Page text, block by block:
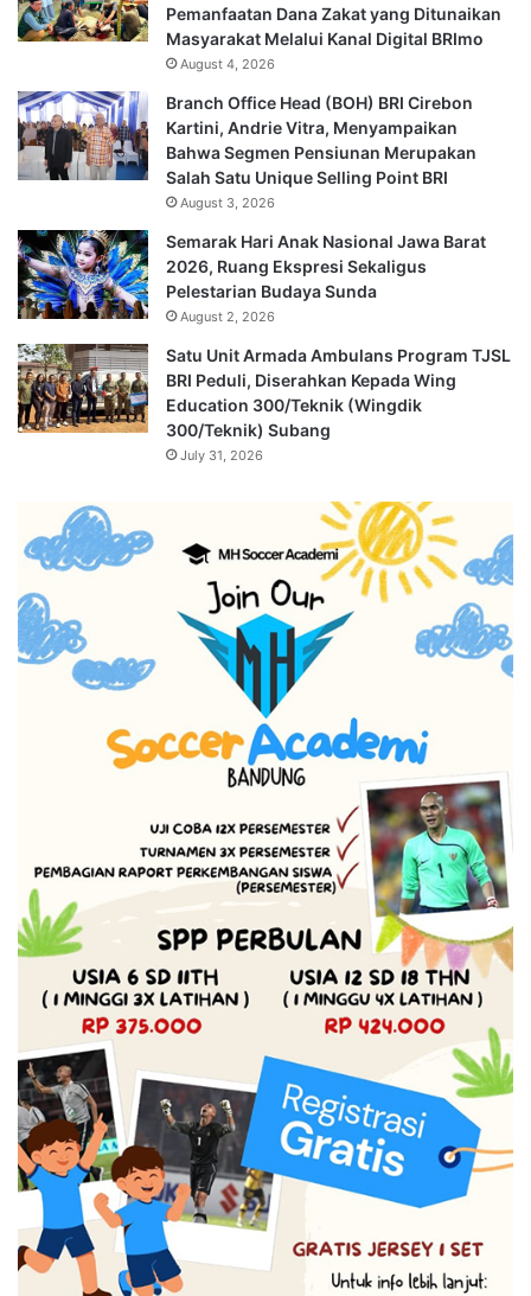
Pemanfaatan Dana Zakat yang Ditunaikan
Masyarakat Melalui Kanal Digital BRImo
August 4, 2026
Branch Office Head (BOH) BRI Cirebon
Kartini, Andrie Vitra, Menyampaikan
Bahwa Segmen Pensiunan Merupakan
Salah Satu Unique Selling Point BRI
August 3, 2026
Semarak Hari Anak Nasional Jawa Barat
2026, Ruang Ekspresi Sekaligus
Pelestarian Budaya Sunda
August 2, 2026
Satu Unit Armada Ambulans Program TJSL
BRI Peduli, Diserahkan Kepada Wing
Education 300/Teknik (Wingdik
300/Teknik) Subang
July 31, 2026